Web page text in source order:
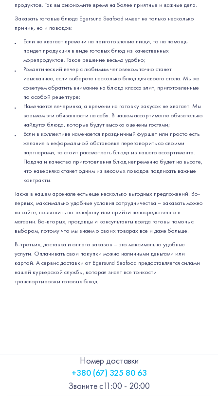
продуктов. Так вы сэкономите время на более приятные и важные дела.
Заказать готовые блюда Egersund Seafood имеет не только несколько
причин, но и поводов:
Если не хватает времени на приготовление пищи, то на помощь
придет продукция в виде готовых блюд из качественных
морепродуктов. Такое решение весьма удобно;
Романтический вечер с любимым человеком точно станет
изысканнее, если выберете несколько блюд для своего стола. Мы же
советуем обратить внимание на блюда класса элит, приготовленные
по особой рецептуре;
Намечается вечеринка, а времени на готовку закусок не хватает. Мы
возьмем эти обязанности на себя. В нашем ассортименте обязательно
найдутся блюда, которые будут высоко оценены гостями;
Если в коллективе намечается праздничный фуршет или просто есть
желание в неформальной обстановке переговорить со своими
партнерами, то стоит рассмотреть блюда из нашего ассортимента.
Подача и качество приготовления блюд непременно будет на высоте,
что наверняка станет одним из весомых поводов подписать важные
контракты.
Также в нашем арсенале есть еще несколько выгодных предложений. Во-
первых, максимально удобные условия сотрудничества – заказать можно
на сайте, позвонить по телефону или прийти непосредственно в
магазин. Во-вторых, продавцы и консультанты всегда готовы помочь с
выбором, потому что мы знаем о своих товарах все и даже больше.
В-третьих, доставка и оплата заказов – это максимально удобные
услуги. Оплачивать свои покупки можно наличными деньгами или
картой. А сервис доставки от Egersund Seafood предоставляется силами
нашей курьерской службы, которая знает все тонкости
транспортировки готовых блюд.
Номер доставки
+380 (67) 325 80 63
Звоните с11:00 - 20:00